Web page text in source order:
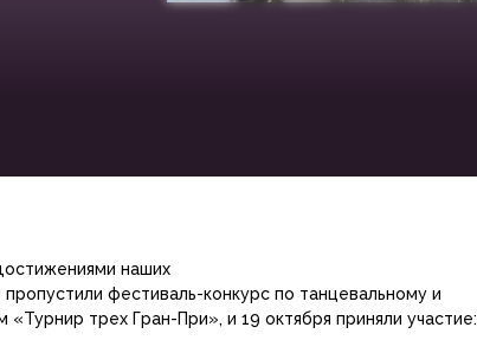
наших
фестиваль-конкурс по танцевальному и
«Турнир трех Гран-При», и 19 октября приняли участие: